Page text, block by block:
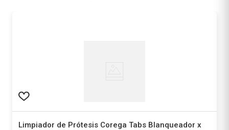
Limpiador de Prótesis Corega Tabs Blanqueador x